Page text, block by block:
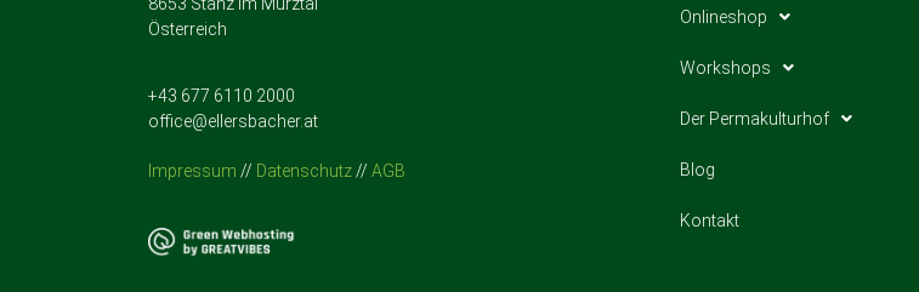
Österreich
+43 677 6110 2000
office@ellersbacher.at
Impressum // Datenschutz// AGB
Onlineshop
Workshops
Der Permakulturhof
Blog
Kontakt